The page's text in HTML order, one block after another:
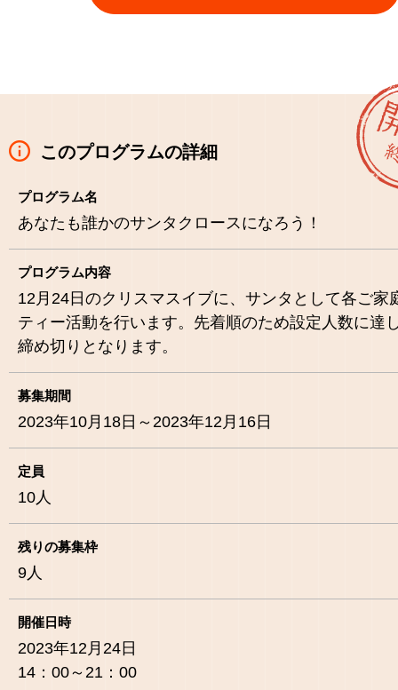
このプログラムの詳細
プログラム名
あなたも誰かのサンタクロースになろう！
プログラム内容
12月24日のクリスマスイブに、サンタとして各ご家
ティー活動を行います。先着順のため設定人数に達
締め切りとなります。
募集期間
2023年10月18日～2023年12月16日
定員
10人
残りの募集枠
9人
開催日時
2023年12月24日
14：00～21：00